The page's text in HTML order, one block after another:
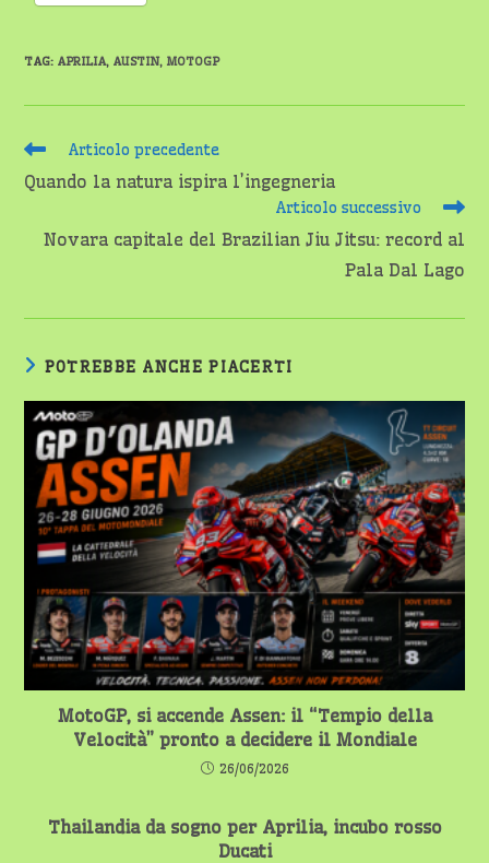
TAG: APRILIA, AUSTIN, MOTOGP
Leggi
articoli
Articolo precedente
Quando la natura ispira l’ingegneria
Articolo successivo
Novara capitale del Brazilian Jiu Jitsu: record al
Pala Dal Lago
POTREBBE ANCHE PIACERTI
MotoGP, si accende Assen: il “Tempio della
Velocità” pronto a decidere il Mondiale
26/06/2026
Thailandia da sogno per Aprilia, incubo rosso
Ducati